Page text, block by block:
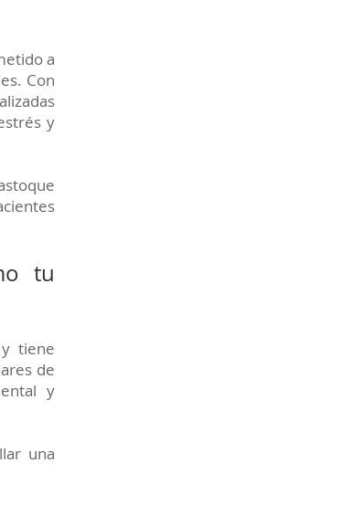
a
Con
y
tu
tiene
de
y
una